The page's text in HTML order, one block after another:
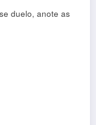
duelo, anote as